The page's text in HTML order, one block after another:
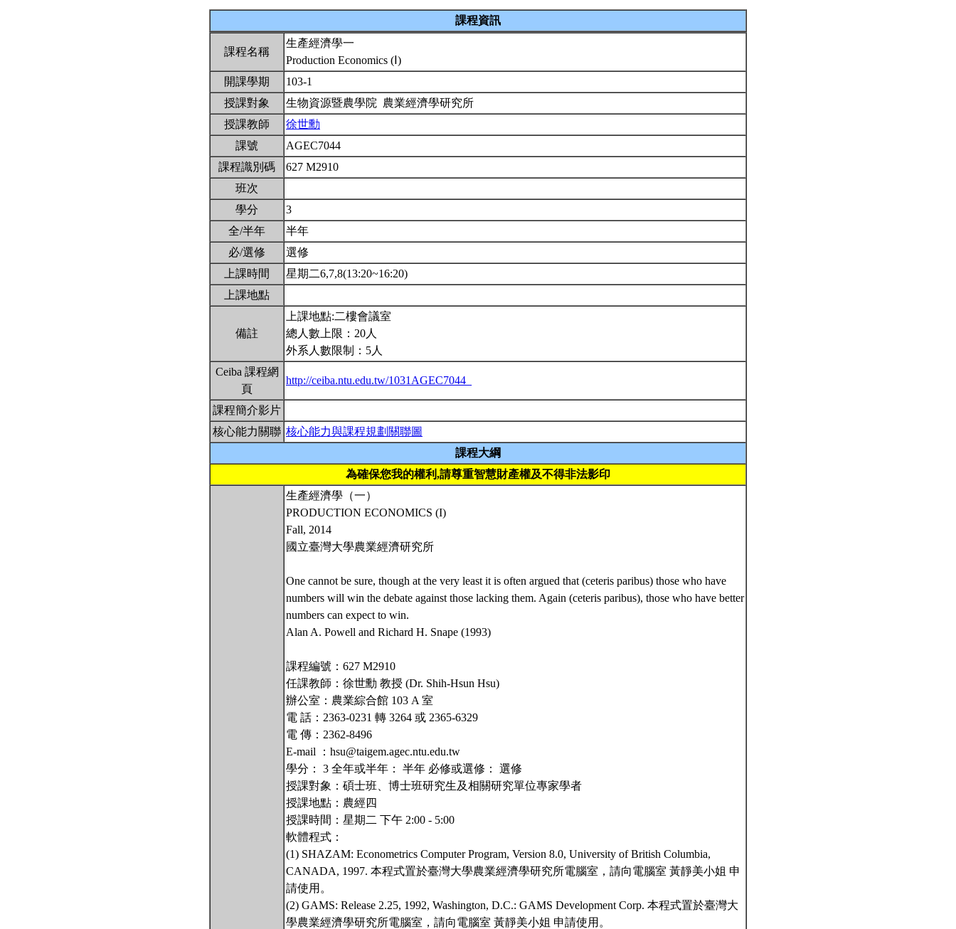
課程資訊
課程名稱
生產經濟學一
Production Economics (Ⅰ)
開課學期
103-1
授課對象
生物資源暨農學院 農業經濟學研究所
授課教師
徐世勳
課號
AGEC7044
課程識別碼
627 M2910
班次
學分
3
全/半年
半年
必/選修
選修
上課時間
星期二6,7,8(13:20~16:20)
上課地點
備註
上課地點:二樓會議室
總人數上限：20人
外系人數限制：5人
Ceiba 課程網
頁
http://ceiba.ntu.edu.tw/1031AGEC7044_
課程簡介影片
核心能力關聯 核心能力與課程規劃關聯圖
課程大綱
為確保您我的權利,請尊重智慧財產權及不得非法影印
生產經濟學（一）
PRODUCTION ECONOMICS (I)
Fall, 2014
國立臺灣大學農業經濟研究所
One cannot be sure, though at the very least it is often argued that (ceteris paribus) those who have
numbers will win the debate against those lacking them. Again (ceteris paribus), those who have better
numbers can expect to win.
Alan A. Powell and Richard H. Snape (1993)
課程編號：627 M2910
任課教師：徐世勳 教授 (Dr. Shih-Hsun Hsu)
辦公室：農業綜合館 103 A 室
電 話：2363-0231 轉 3264 或 2365-6329
電 傳：2362-8496
E-mail ：hsu@taigem.agec.ntu.edu.tw
學分： 3 全年或半年： 半年 必修或選修： 選修
授課對象：碩士班、博士班研究生及相關研究單位專家學者
授課地點：農經四
授課時間：星期二 下午 2:00 - 5:00
軟體程式：
(1) SHAZAM: Econometrics Computer Program, Version 8.0, University of British Columbia,
CANADA, 1997. 本程式置於臺灣大學農業經濟學研究所電腦室，請向電腦室 黃靜美小姐 申
請使用。
(2) GAMS: Release 2.25, 1992, Washington, D.C.: GAMS Development Corp. 本程式置於臺灣大
學農業經濟學研究所電腦室，請向電腦室 黃靜美小姐 申請使用。